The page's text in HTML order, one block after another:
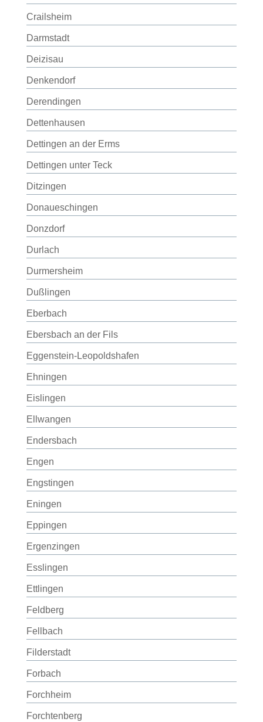
Crailsheim
Darmstadt
Deizisau
Denkendorf
Derendingen
Dettenhausen
Dettingen an der Erms
Dettingen unter Teck
Ditzingen
Donaueschingen
Donzdorf
Durlach
Durmersheim
Dußlingen
Eberbach
Ebersbach an der Fils
Eggenstein-Leopoldshafen
Ehningen
Eislingen
Ellwangen
Endersbach
Engen
Engstingen
Eningen
Eppingen
Ergenzingen
Esslingen
Ettlingen
Feldberg
Fellbach
Filderstadt
Forbach
Forchheim
Forchtenberg